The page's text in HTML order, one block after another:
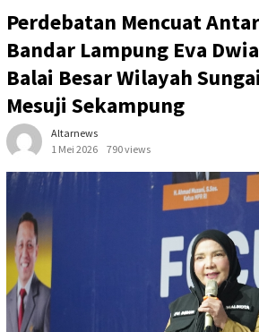
Perdebatan Mencuat
Bandar Lampung Eva
Balai Besar Wilayah
Mesuji Sekampung
Altarnews
1 Mei 2026
790 views